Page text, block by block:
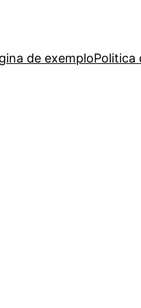
de exemploPolitica